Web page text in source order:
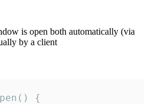
is open both automatically (via
by a client
{